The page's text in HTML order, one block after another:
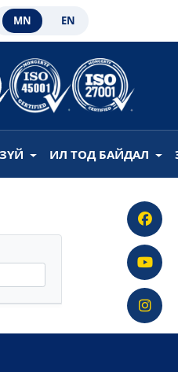
MN EN
ИЛ ТОД БАЙДАЛ